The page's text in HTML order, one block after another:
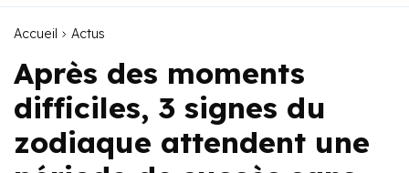
Accueil Actus
Après des moments
difficiles, 3 signes du
zodiaque attendent une